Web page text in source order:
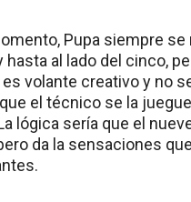
Pupa siempre se
hasta al lado del cinco,
volante creativo y no
el técnico se la
lógica sería que el
da la sensaciones